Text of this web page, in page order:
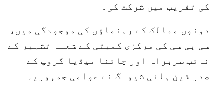
کی تقریب میں شرکت کی۔
دونوں ممالک کے رہنماؤں کی موجودگی میں،
سی پی سی کی مرکزی کمیٹی کے شعبہ تشہیر کے
نائب سربراہ اور چائنا میڈیا گروپ کے
صدر شین ہائی شیونگ نے عوامی جمہوریہ